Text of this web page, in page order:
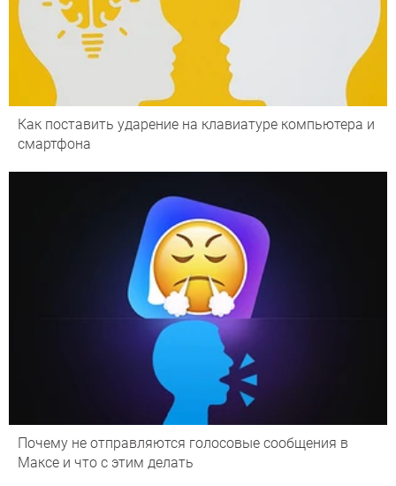
Как поставить ударение на клавиатуре компьютера и
смартфона
Почему не отправляются голосовые сообщения в
Максе и что с этим делать